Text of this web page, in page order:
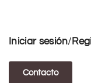
Iniciar sesión/
Contacto